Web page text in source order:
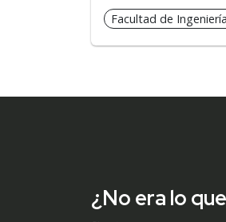
Facultad de
¿No era lo